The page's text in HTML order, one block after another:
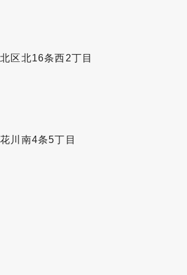
区北16条西2丁目
川南4条5丁目